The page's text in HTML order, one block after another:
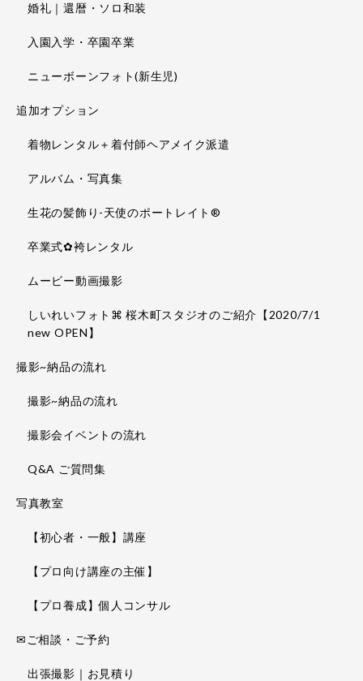
婚礼｜還暦・ソロ和装
入園入学・卒園卒業
ニューボーンフォト(新生児)
追加オプション
着物レンタル＋着付師ヘアメイク派遣
アルバム・写真集
生花の髪飾り-天使のポートレイト®
卒業式✿袴レンタル
ムービー動画撮影
しいれいフォト⌘ 桜木町スタジオのご紹介【2020/7/1
new OPEN】
撮影~納品の流れ
撮影~納品の流れ
撮影会イベントの流れ
Q&A ご質問集
写真教室
【初心者・一般】講座
【プロ向け講座の主催】
【プロ養成】個人コンサル
✉ご相談・ご予約
出張撮影｜お見積り